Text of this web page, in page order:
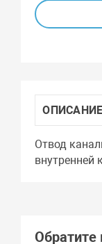
ОПИСАНИЕ
Отвод
внутренней
Обратите